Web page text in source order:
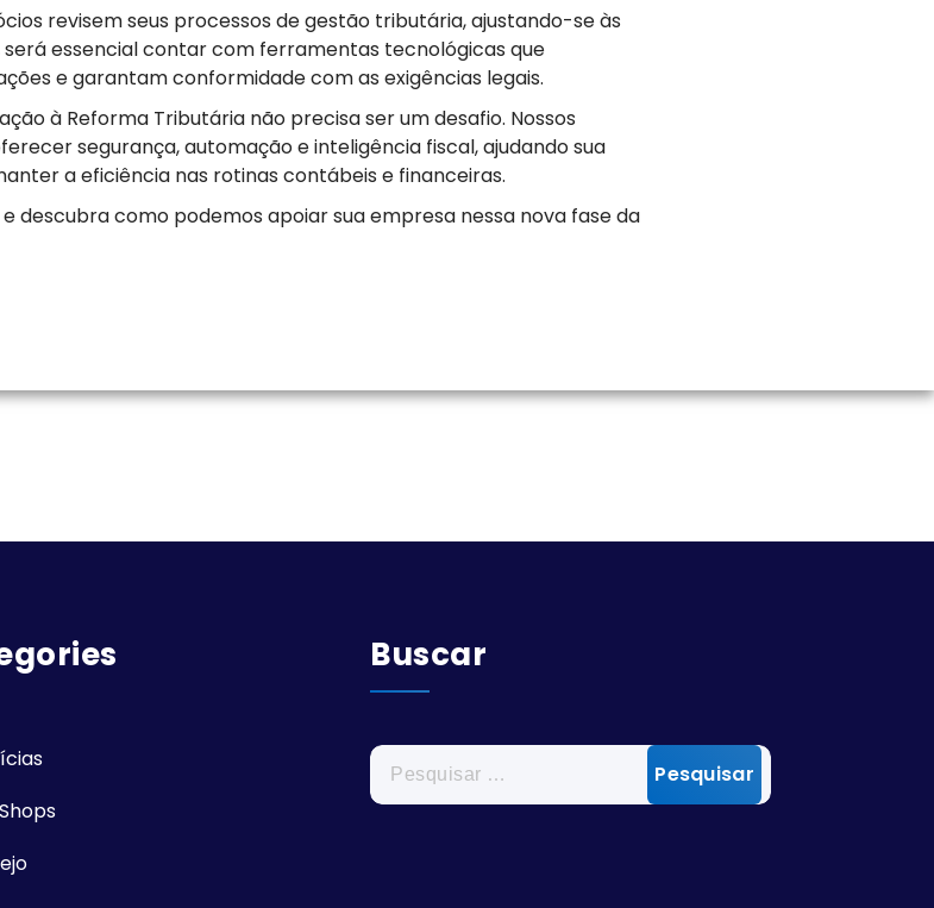
revisem seus processos de gestão tributária, ajustando-se às
será essencial contar com ferramentas tecnológicas que
e garantam conformidade com as exigências legais.
à Reforma Tributária não precisa ser um desafio. Nossos
segurança, automação e inteligência fiscal, ajudando sua
a eficiência nas rotinas contábeis e financeiras.
e descubra como podemos apoiar sua empresa nessa nova fase da
Buscar
Pesquisar
por: